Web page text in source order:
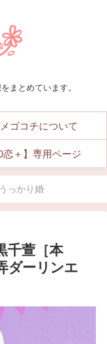
まとめています。
ゴコチについて
恋＋】専用ページ
っかり婚
千萱［本
ダーリンエ